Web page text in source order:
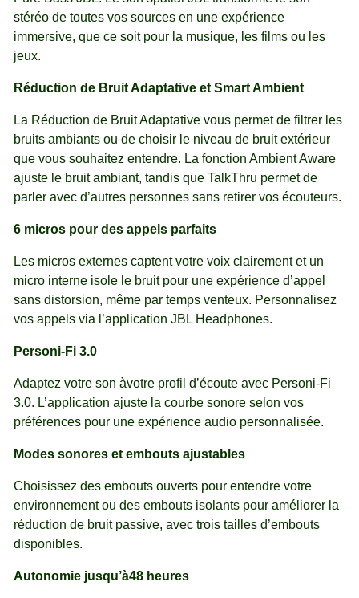
stéréo de toutes vos sources en une expérience
immersive, que ce soit pour la musique, les films ou les
jeux.
Réduction de Bruit Adaptative et Smart Ambient
La Réduction de Bruit Adaptative vous permet de filtrer les
bruits ambiants ou de choisir le niveau de bruit extérieur
que vous souhaitez entendre. La fonction Ambient Aware
ajuste le bruit ambiant, tandis que TalkThru permet de
parler avec d’autres personnes sans retirer vos écouteurs.
6 micros pour des appels parfaits
Les micros externes captent votre voix clairement et un
micro interne isole le bruit pour une expérience d’appel
sans distorsion, même par temps venteux. Personnalisez
vos appels via l’application JBL Headphones.
Personi-Fi 3.0
Adaptez votre son àvotre profil d’écoute avec Personi-Fi
3.0. L’application ajuste la courbe sonore selon vos
préférences pour une expérience audio personnalisée.
Modes sonores et embouts ajustables
Choisissez des embouts ouverts pour entendre votre
environnement ou des embouts isolants pour améliorer la
réduction de bruit passive, avec trois tailles d’embouts
disponibles.
Autonomie jusqu’à48 heures